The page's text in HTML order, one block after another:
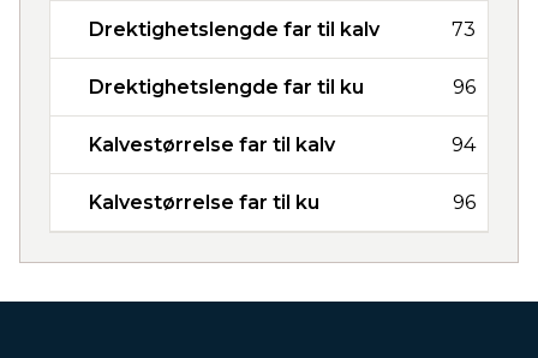
Drektighetslengde far til kalv 73
Drektighetslengde far til ku 96
Kalvestørrelse far til kalv 94
Kalvestørrelse far til ku 96